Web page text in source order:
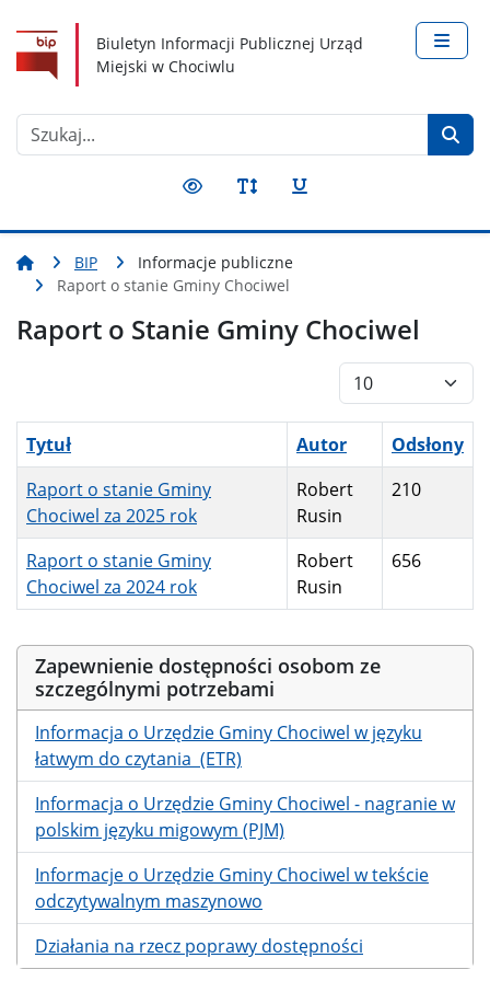
Biuletyn Informacji Publicznej Urząd
Miejski w Chociwlu
Szukaj
BIP
Informacje publiczne
Raport o stanie Gminy Chociwel
Zapewnienie dostępności osobom ze
szczególnymi potrzebami
Informacja o Urzędzie Gminy Chociwel w języku
łatwym do czytania (ETR)
Informacja o Urzędzie Gminy Chociwel - nagranie w
polskim języku migowym (PJM)
Informacje o Urzędzie Gminy Chociwel w tekście
odczytywalnym maszynowo
Działania na rzecz poprawy dostępności
Raport o Stanie Gminy Chociwel
Pokaż #
Tytuł Autor
Odsłony
Raport o stanie Gminy
Chociwel za 2025 rok
Robert
Rusin
210
Raport o stanie Gminy
Chociwel za 2024 rok
Robert
Rusin
656